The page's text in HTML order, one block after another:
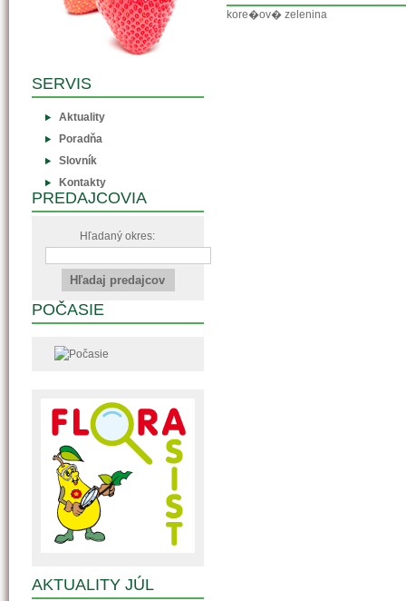
kore�ov� zelenina
SERVIS
Aktuality
Poradňa
Slovník
Kontakty
PREDAJCOVIA
Hľadaný okres:
POČASIE
AKTUALITY JÚL